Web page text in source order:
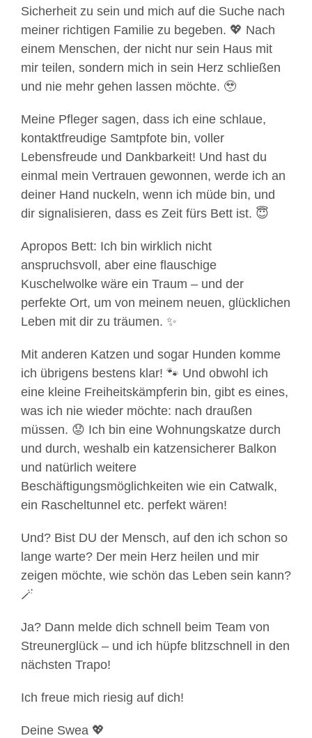
Sicherheit zu sein und mich auf die Suche nach
meiner richtigen Familie zu begeben. 💖 Nach
einem Menschen, der nicht nur sein Haus mit
mir teilen, sondern mich in sein Herz schließen
und nie mehr gehen lassen möchte. 🥹
Meine Pfleger sagen, dass ich eine schlaue,
kontaktfreudige Samtpfote bin, voller
Lebensfreude und Dankbarkeit! Und hast du
einmal mein Vertrauen gewonnen, werde ich an
deiner Hand nuckeln, wenn ich müde bin, und
dir signalisieren, dass es Zeit fürs Bett ist. 😇
Apropos Bett: Ich bin wirklich nicht
anspruchsvoll, aber eine flauschige
Kuschelwolke wäre ein Traum – und der
perfekte Ort, um von meinem neuen, glücklichen
Leben mit dir zu träumen. ✨
Mit anderen Katzen und sogar Hunden komme
ich übrigens bestens klar! 🐾 Und obwohl ich
eine kleine Freiheitskämpferin bin, gibt es eines,
was ich nie wieder möchte: nach draußen
müssen. 😟 Ich bin eine Wohnungskatze durch
und durch, weshalb ein katzensicherer Balkon
und natürlich weitere
Beschäftigungsmöglichkeiten wie ein Catwalk,
ein Rascheltunnel etc. perfekt wären!
Und? Bist DU der Mensch, auf den ich schon so
lange warte? Der mein Herz heilen und mir
zeigen möchte, wie schön das Leben sein kann?
🪄
Ja? Dann melde dich schnell beim Team von
Streunerglück – und ich hüpfe blitzschnell in den
nächsten Trapo!
Ich freue mich riesig auf dich!
Deine Swea 💖